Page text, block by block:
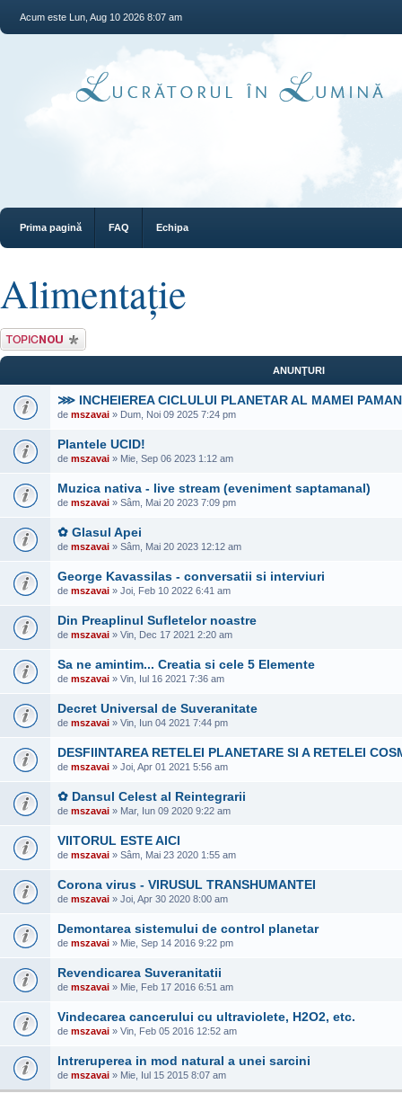
Acum este Lun, Aug 10 2026 8:07 am
Prima pagină FAQ Echipa
Alimentaţie
Scrie un subiect
nou
ANUNŢURI
⋙ INCHEIEREA CICLULUI PLANETAR AL MAMEI
de mszavai » Dum, Noi 09 2025 7:24 pm
Plantele UCID!
de mszavai » Mie, Sep 06 2023 1:12 am
Muzica nativa - live stream (eveniment saptamanal)
de mszavai » Sâm, Mai 20 2023 7:09 pm
✿ Glasul Apei
de mszavai » Sâm, Mai 20 2023 12:12 am
George Kavassilas - conversatii si interviuri
de mszavai » Joi, Feb 10 2022 6:41 am
Din Preaplinul Sufletelor noastre
de mszavai » Vin, Dec 17 2021 2:20 am
Sa ne amintim... Creatia si cele 5 Elemente
de mszavai » Vin, Iul 16 2021 7:36 am
Decret Universal de Suveranitate
de mszavai » Vin, Iun 04 2021 7:44 pm
DESFIINTAREA RETELEI PLANETARE SI A RETELEI
de mszavai » Joi, Apr 01 2021 5:56 am
✿ Dansul Celest al Reintegrarii
de mszavai » Mar, Iun 09 2020 9:22 am
VIITORUL ESTE AICI
de mszavai » Sâm, Mai 23 2020 1:55 am
Corona virus - VIRUSUL TRANSHUMANTEI
de mszavai » Joi, Apr 30 2020 8:00 am
Demontarea sistemului de control planetar
de mszavai » Mie, Sep 14 2016 9:22 pm
Revendicarea Suveranitatii
de mszavai » Mie, Feb 17 2016 6:51 am
Vindecarea cancerului cu ultraviolete, H2O2, etc.
de mszavai » Vin, Feb 05 2016 12:52 am
Intreruperea in mod natural a unei sarcini
de mszavai » Mie, Iul 15 2015 8:07 am